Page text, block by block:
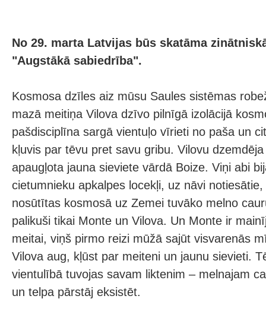
No 29. marta Latvijas būs skatāma
"Augstākā sabiedrība".
Kosmosa dzīles aiz mūsu Saules sistēmas
mazā meitiņa Vilova dzīvo pilnīgā izolācijā
pašdisciplīna sargā vientuļo vīrieti no paša un
kļuvis par tēvu pret savu gribu. Vilovu
apaugļota jauna sieviete vārdā Boize. Viņi abi
cietumnieku apkalpes locekļi, uz nāvi
nosūtītas kosmosā uz Zemei tuvāko melno
palikuši tikai Monte un Vilova. Un Monte ir
meitai, viņš pirmo reizi mūžā sajūt visvarenās
Vilova aug, kļūst par meiteni un jaunu sievieti.
vientulībā tuvojas savam liktenim – melnajam
un telpa pārstāj eksistēt.